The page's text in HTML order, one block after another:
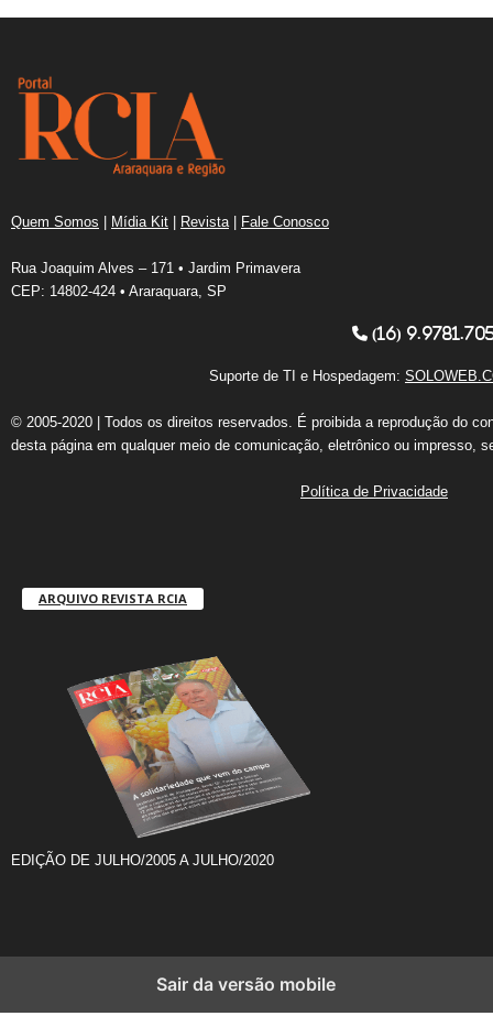
Quem Somos | Mídia Kit | Revista | Fale Conosco
Rua Joaquim Alves – 171 • Jardim Primavera
CEP: 14802-424 • Araraquara, SP
(16)
Suporte de TI e Hospedagem:
© 2005-2020 | Todos os direitos reservados. É proibida a reprodução do
desta página em qualquer meio de comunicação, eletrônico ou impresso,
Política de Privacidade
ARQUIVO REVISTA RCIA
EDIÇÃO DE JULHO/2005 A JULHO/2020
Sair da versão mobile